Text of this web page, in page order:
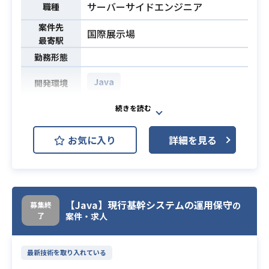
職種 サーバーサイドエンジニア
案件先
最寄駅
国際展示場
勤務形態
開発環境 Java
業務内容
債権管理システムの既存リプレイス
でプロジェクトにおける結合テスト
以降をご担当頂きます。
現在は結合テストフェーズですが、
け、設計内容の見直しや、修正対応
などをご対応頂きます。
必須スキル
験している
お気に入り 詳細を見る
募集終
了
【Java】現行基幹システムの運用保守の
案件・求人
最新技術を取り入れている